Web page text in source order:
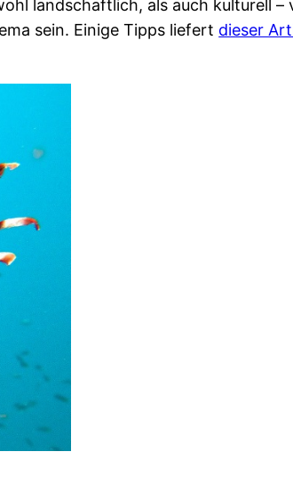
landschaftlich, als auch kulturell –
sein. Einige Tipps liefert dieser